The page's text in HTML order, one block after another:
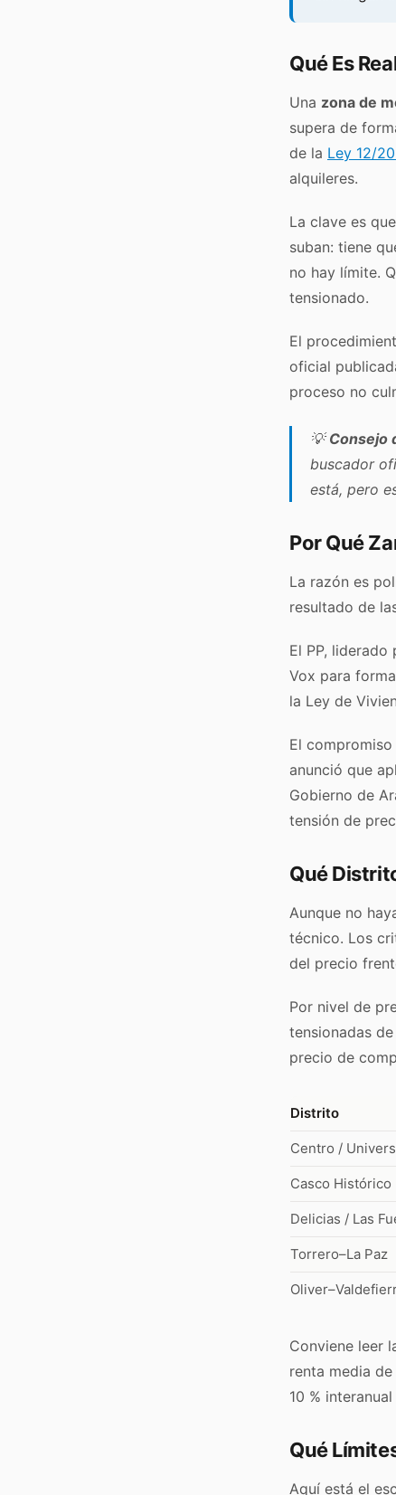
Qué Es
Una zona de
supera de
de la Ley 12/
alquileres.
La clave es
suban: tiene
no hay límite.
tensionado.
El
oficial
proceso no
💡 Consejo
buscador
está, pero
Por Qué
La razón es
resultado de
El PP,
Vox para
la Ley de
El
anunció que
Gobierno de
tensión de
Qué
Aunque no
técnico. Los
del precio
Por nivel de
tensionadas
precio de
Distrito
Centro /
Casco Histórico
Delicias / Las
Torrero–La Paz
Conviene leer
renta media
10 %
Qué
Aquí está el